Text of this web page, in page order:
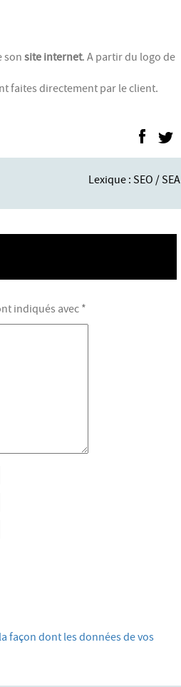
son site internet. A partir du logo de
faites directement par le client.
Lexique : SEO / SEA
indiqués avec *
façon dont les données de vos